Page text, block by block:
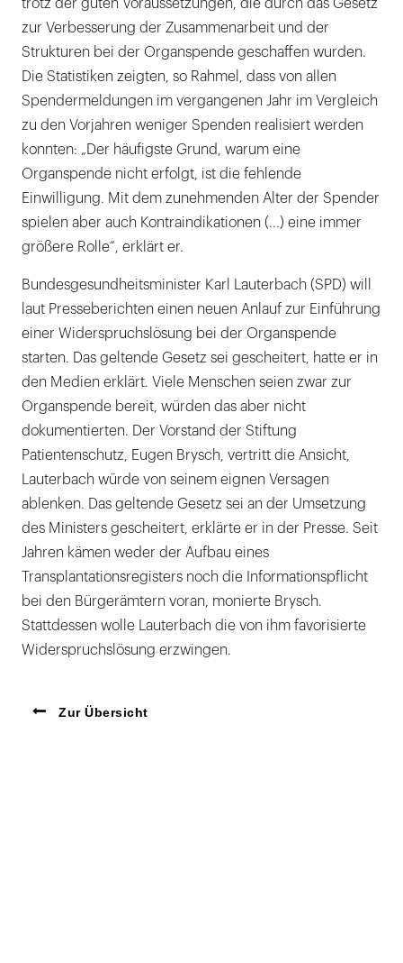
trotz der guten Voraussetzungen, die durch das Gesetz
zur Verbesserung der Zusammenarbeit und der
Strukturen bei der Organspende geschaffen wurden.
Die Statistiken zeigten, so Rahmel, dass von allen
Spendermeldungen im vergangenen Jahr im Vergleich
zu den Vorjahren weniger Spenden realisiert werden
konnten: „Der häufigste Grund, warum eine
Organspende nicht erfolgt, ist die fehlende
Einwilligung. Mit dem zunehmenden Alter der Spender
spielen aber auch Kontraindikationen (...) eine immer
größere Rolle“, erklärt er.
Bundesgesundheitsminister Karl Lauterbach (SPD) will
laut Presseberichten einen neuen Anlauf zur Einführung
einer Widerspruchslösung bei der Organspende
starten. Das geltende Gesetz sei gescheitert, hatte er in
den Medien erklärt. Viele Menschen seien zwar zur
Organspende bereit, würden das aber nicht
dokumentierten. Der Vorstand der Stiftung
Patientenschutz, Eugen Brysch, vertritt die Ansicht,
Lauterbach würde von seinem eignen Versagen
ablenken. Das geltende Gesetz sei an der Umsetzung
des Ministers gescheitert, erklärte er in der Presse. Seit
Jahren kämen weder der Aufbau eines
Transplantationsregisters noch die Informationspflicht
bei den Bürgerämtern voran, monierte Brysch.
Stattdessen wolle Lauterbach die von ihm favorisierte
Widerspruchslösung erzwingen.
Zur Übersicht